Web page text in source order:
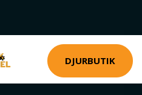
DJURBUTIK